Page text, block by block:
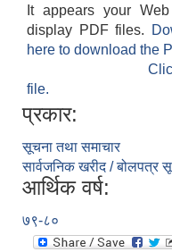
It appears your
display PDF files.
here to download the
file.
प्रकार:
सूचना तथा समाचार
सार्वजनिक खरीद / बोलपत्र
आर्थिक वर्ष:
७९-८०